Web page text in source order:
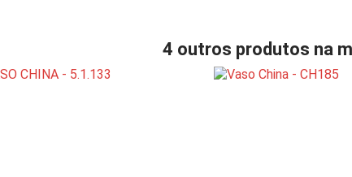
4 outros produtos na